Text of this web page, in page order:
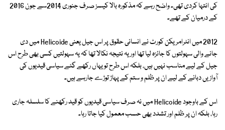
کی انتہا کردی تھی۔ واضح رہے کہ مذکورہ بالا کیسز صرف جنوری 2014سے جون 2016
کے درمیان کے تھے۔
2012 میں انٹرامریکن کورٹ نے انسانی حقوق پر اس جیل یعنی Helicoide میں دی
جانے والی سہولتوں کا جائزہ لیا تھا اور یہ نتیجہ نکالا تھا کہ یہ سہولتیں کسی بھی طرح اس
جیل کے لیے مناسب نہیں ہیں، بلکہ اس طرح تو یہاں رکھے گئے سیاسی قیدیوں کی
آوازیں دبانے کے لیے ان پر ظلم و ستم کے پہاڑ توڑے جارہے ہیں۔
اس کے باوجود Helicoide میں نہ صرف سیاسی قیدیوں کو قید رکھنے کا سلسلہ جاری
رہا، بلکہ ان پر ظلم اور تشدد بھی حسب معمول کیا جاتا رہا۔